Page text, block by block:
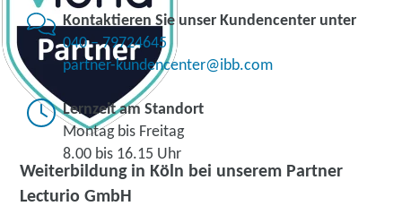
Weiterbildung in Köln bei unserem Partner
Lecturio GmbH
Kontaktieren Sie unser Kundencenter unter
040 – 79724645
partner-kundencenter@ibb.com
Lernzeit am Standort
Montag bis Freitag
8.00 bis 16.15 Uhr